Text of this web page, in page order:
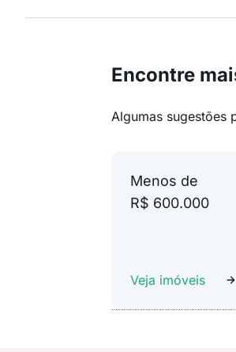
Encontre
Algumas sugestões
Menos de
R$ 600.000
Veja imóveis